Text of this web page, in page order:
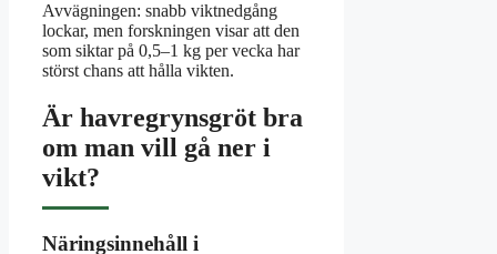
Avvägningen: snabb viktnedgång
lockar, men forskningen visar att den
som siktar på 0,5–1 kg per vecka har
störst chans att hålla vikten.
Är havregrynsgröt bra
om man vill gå ner i
vikt?
Näringsinnehåll i